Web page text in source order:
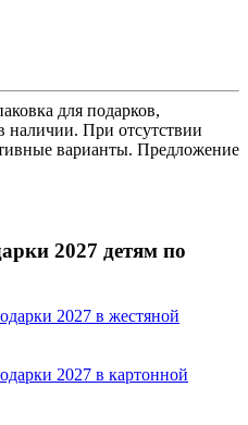
для подарков,
наличии. При отсутствии
варианты. Предложение
2027 детям по